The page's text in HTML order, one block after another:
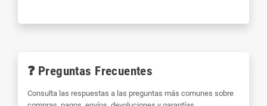
❓ Preguntas Frecuentes
Consulta las respuestas a las preguntas más comunes sobre